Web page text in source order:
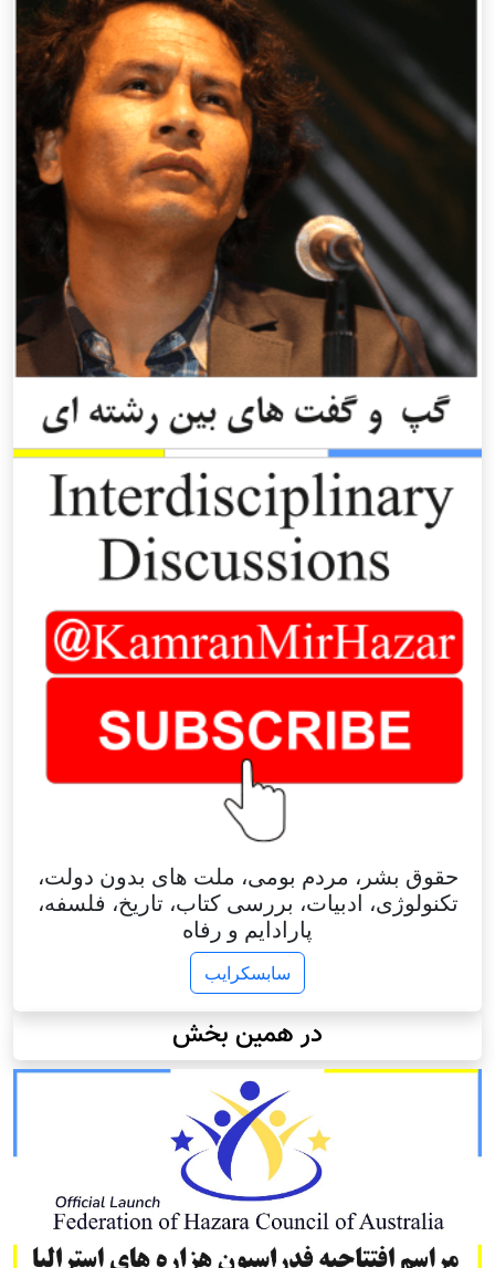
حقوق بشر، مردم بومی، ملت های بدون دولت،
تکنولوژی، ادبیات، بررسی کتاب، تاریخ، فلسفه،
پارادایم و رفاه
سابسکرایب
در همین بخش